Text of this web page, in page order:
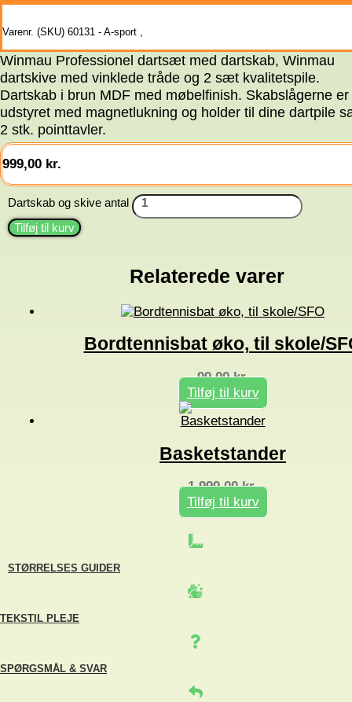
Varenr. (SKU) 60131 - A-sport ,
Winmau Professionel dartsæt med dartskab, Winmau
dartskive med vinklede tråde og 2 sæt kvalitetspile.
Dartskab i brun MDF med møbelfinish. Skabslågerne er
udstyret med magnetlukning og holder til dine dartpile
2 stk. pointtavler.
999,00 kr.
Dartskab og skive antal
Tilføj til kurv
Relaterede varer
Bordtennisbat øko, til skole/
99,00kr.
Tilføj til kurv
Basketstander
1.999,00kr.
Tilføj til kurv
STØRRELSES GUIDER
TEKSTIL PLEJE
SPØRGSMÅL & SVAR